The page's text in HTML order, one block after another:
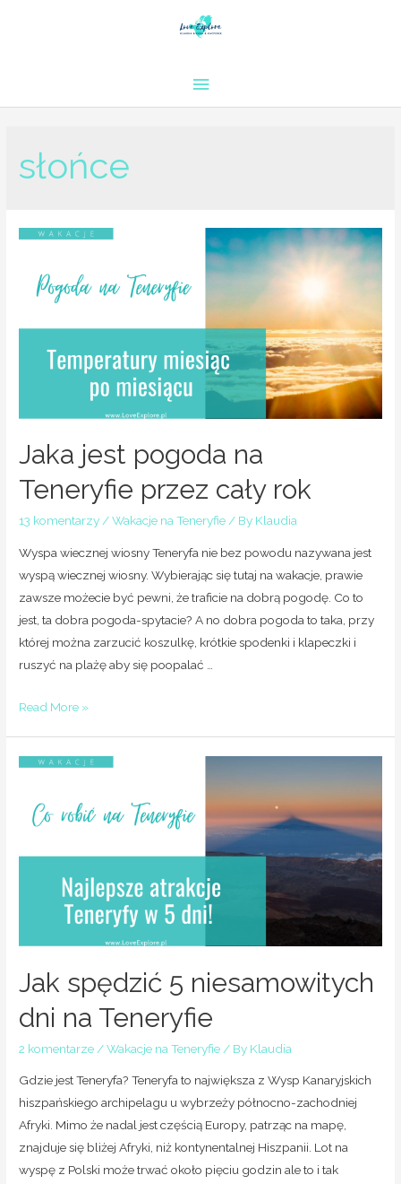
słońce
Jaka jest pogoda na
Teneryfie przez cały rok
13 komentarzy /Wakacje na Teneryfie / By Klaudia
Wyspa wiecznej wiosny Teneryfa nie bez powodu nazywana jest
wyspą wiecznej wiosny. Wybierając się tutaj na wakacje, prawie
zawsze możecie być pewni, że traficie na dobrą pogodę. Co to
jest, ta dobra pogoda-spytacie? A no dobra pogoda to taka, przy
której można zarzucić koszulkę, krótkie spodenki i klapeczki i
ruszyć na plażę aby się poopalać …
Read More »
Jak spędzić 5 niesamowitych
dni na Teneryfie
2 komentarze /Wakacje na Teneryfie / By Klaudia
Gdzie jest Teneryfa? Teneryfa to największa z Wysp Kanaryjskich
hiszpańskiego archipelagu u wybrzeży północno-zachodniej
Afryki. Mimo że nadal jest częścią Europy, patrząc na mapę,
znajduje się bliżej Afryki, niż kontynentalnej Hiszpanii. Lot na
wyspę z Polski może trwać około pięciu godzin ale to i tak